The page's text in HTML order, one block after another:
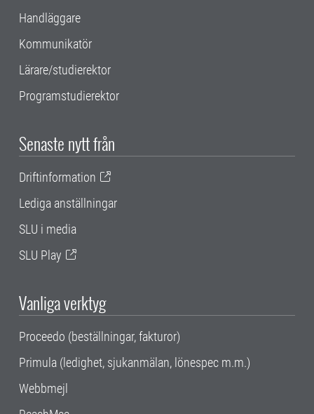
Handläggare
Kommunikatör
Lärare/studierektor
Programstudierektor
Senaste nytt från
Driftinformation
Lediga anställningar
SLU i media
SLU Play
Vanliga verktyg
Proceedo (beställningar, fakturor)
Primula (ledighet, sjukanmälan, lönespec m.m.)
Webbmejl